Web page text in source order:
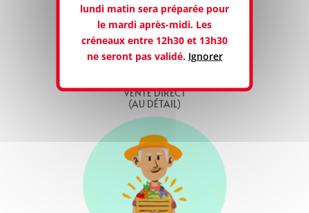
VENTE DIRECT
(AU DÉTAIL)
lundi matin sera préparée pour
le mardi après-midi. Les
créneaux entre 12h30 et 13h30
ne seront pas validé. Ignorer